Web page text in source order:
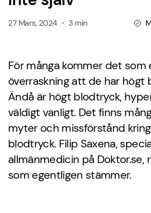
27 Mars, 2024 ・ 3 min
För många kommer det som
överraskning att de har högt
Ändå är högt blodtryck,
väldigt vanligt. Det finns
myter och missförstånd
blodtryck. Filip Saxena,
allmänmedicin på Doktor.se,
som egentligen stämmer.